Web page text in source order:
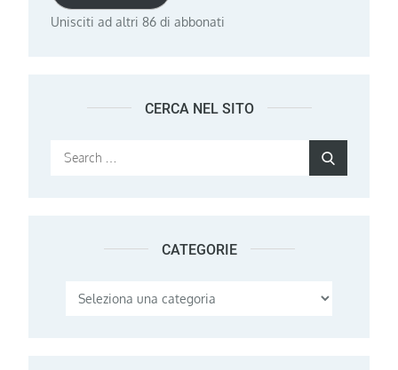
Unisciti ad altri 86 di abbonati
CERCA NEL SITO
Search
CATEGORIE
Categorie